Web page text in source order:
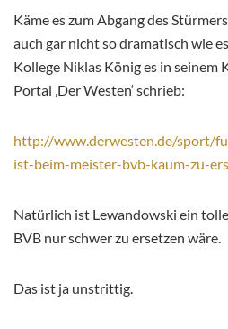
Käme es zum Abgang des
auch gar nicht so dramatisch wie
Kollege Niklas König es in seinem
Portal ‚Der Westen‘ schrieb:
http://www.derwesten.de/sport/
ist-beim-meister-bvb-kaum-zu-
Natürlich ist Lewandowski ein
BVB nur schwer zu ersetzen wäre.
Das ist ja unstrittig.